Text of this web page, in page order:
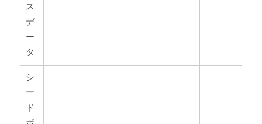
ス
デ
ー
タ
シ
ー
ド